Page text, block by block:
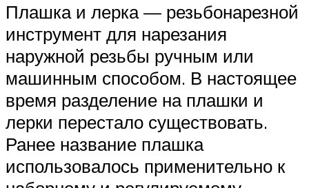
Плашка и лерка — резьбонарезной
инструмент для нарезания
наружной резьбы ручным или
машинным способом. В настоящее
время разделение на плашки и
лерки перестало существовать.
Ранее название плашка
использовалось применительно к